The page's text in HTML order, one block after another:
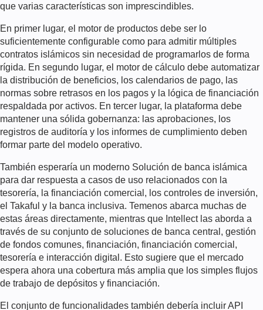
que varias características son imprescindibles.
En primer lugar, el motor de productos debe ser lo
suficientemente configurable como para admitir múltiples
contratos islámicos sin necesidad de programarlos de forma
rígida. En segundo lugar, el motor de cálculo debe automatizar
la distribución de beneficios, los calendarios de pago, las
normas sobre retrasos en los pagos y la lógica de financiación
respaldada por activos. En tercer lugar, la plataforma debe
mantener una sólida gobernanza: las aprobaciones, los
registros de auditoría y los informes de cumplimiento deben
formar parte del modelo operativo.
También esperaría un moderno Solución de banca islámica
para dar respuesta a casos de uso relacionados con la
tesorería, la financiación comercial, los controles de inversión,
el Takaful y la banca inclusiva. Temenos abarca muchas de
estas áreas directamente, mientras que Intellect las aborda a
través de su conjunto de soluciones de banca central, gestión
de fondos comunes, financiación, financiación comercial,
tesorería e interacción digital. Esto sugiere que el mercado
espera ahora una cobertura más amplia que los simples flujos
de trabajo de depósitos y financiación.
El conjunto de funcionalidades también debería incluir API